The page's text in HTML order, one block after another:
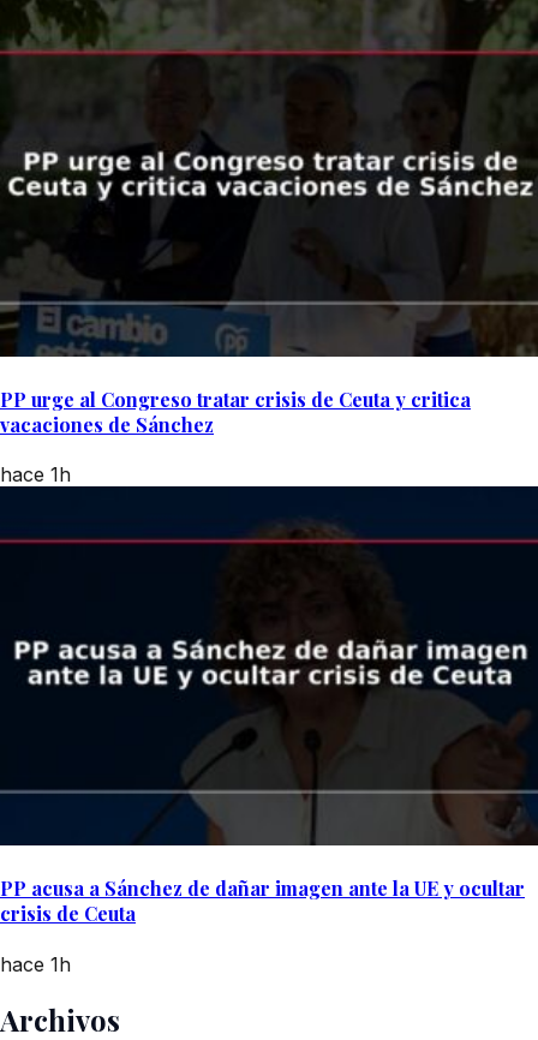
PP urge al Congreso tratar crisis de Ceuta y critica
vacaciones de Sánchez
hace 1h
PP acusa a Sánchez de dañar imagen ante la UE y ocultar
crisis de Ceuta
hace 1h
Archivos